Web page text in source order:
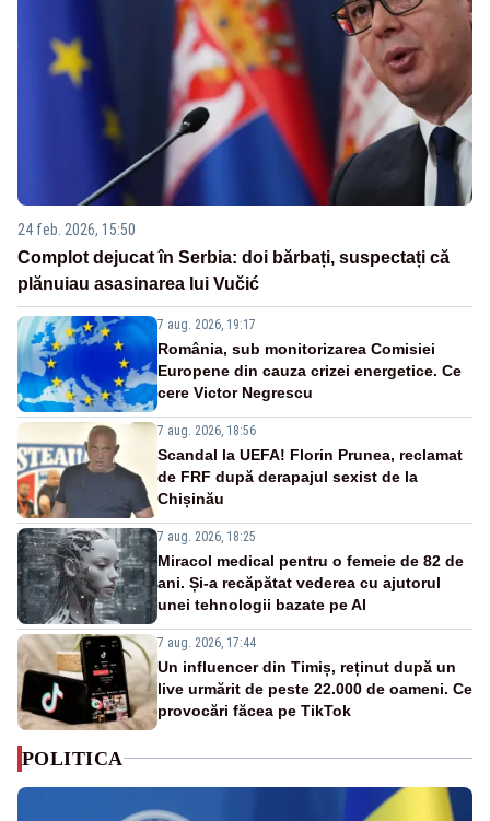
24 feb. 2026, 15:50
Complot dejucat în Serbia: doi bărbați, suspectați că
plănuiau asasinarea lui Vučić
7 aug. 2026, 19:17
România, sub monitorizarea Comisiei
Europene din cauza crizei energetice. Ce
cere Victor Negrescu
7 aug. 2026, 18:56
Scandal la UEFA! Florin Prunea, reclamat
de FRF după derapajul sexist de la
Chișinău
7 aug. 2026, 18:25
Miracol medical pentru o femeie de 82 de
ani. Și-a recăpătat vederea cu ajutorul
unei tehnologii bazate pe AI
7 aug. 2026, 17:44
Un influencer din Timiș, reținut după un
live urmărit de peste 22.000 de oameni. Ce
provocări făcea pe TikTok
POLITICA